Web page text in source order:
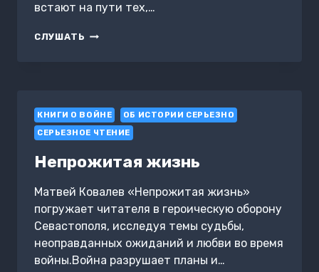
встают на пути тех,…
СЛУШАТЬ ГИЛЬЗА
КНИГИ О ВОЙНЕ
ОБ ИСТОРИИ СЕРЬЕЗНО
СЕРЬЕЗНОЕ ЧТЕНИЕ
Непрожитая жизнь
Матвей Ковалев «Непрожитая жизнь»
погружает читателя в героическую оборону
Севастополя, исследуя темы судьбы,
неоправданных ожиданий и любви во время
войны.Война разрушает планы и…